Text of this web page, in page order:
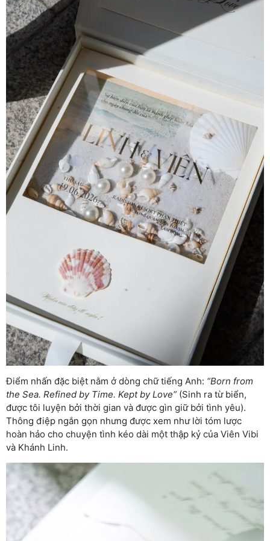
Điểm nhấn đặc biệt nằm ở dòng chữ tiếng Anh: “Born from
the Sea. Refined by Time. Kept by Love” (Sinh ra từ biển,
được tôi luyện bởi thời gian và được gìn giữ bởi tình yêu).
Thông điệp ngắn gọn nhưng được xem như lời tóm lược
hoàn hảo cho chuyện tình kéo dài một thập kỷ của Viên Vibi
và Khánh Linh.